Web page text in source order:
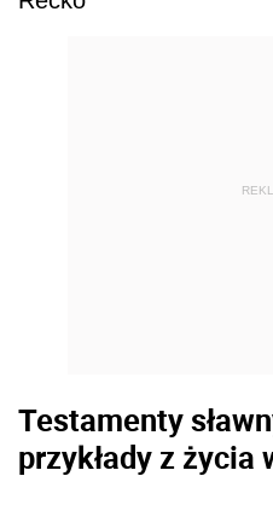
Testamenty
przykłady z życia